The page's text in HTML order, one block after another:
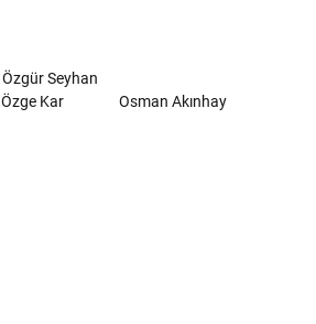
Özgür Seyhan
Özge Kar
Osman Akınhay